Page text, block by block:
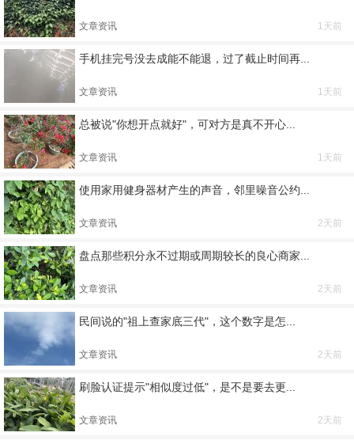
文章资讯 1天前
手机挂完号没去成能不能退，过了截止时间再...
文章资讯 1天前
总被说"你想开点就好"，可对方是真不开心...
文章资讯 1天前
使用家用健身器材产生的声音，邻里噪音公约...
文章资讯 2天前
盘点那些积分永不过期或周期较长的良心商家...
文章资讯 2天前
民间说的"祖上查家底三代"，这个数字是怎...
文章资讯 2天前
刷脸认证提示"相似度过低"，是不是要去更...
文章资讯 2天前